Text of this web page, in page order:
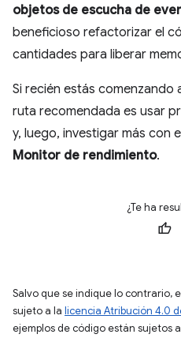
objetos de escucha de
beneficioso refactorizar el
cantidades para liberar
Si recién estás comenzando
ruta recomendada es usar
y, luego, investigar más con
Monitor de rendimiento.
¿Te ha
Salvo que se indique lo contrario,
sujeto a la licencia Atribución 4.0
ejemplos de código están sujetos